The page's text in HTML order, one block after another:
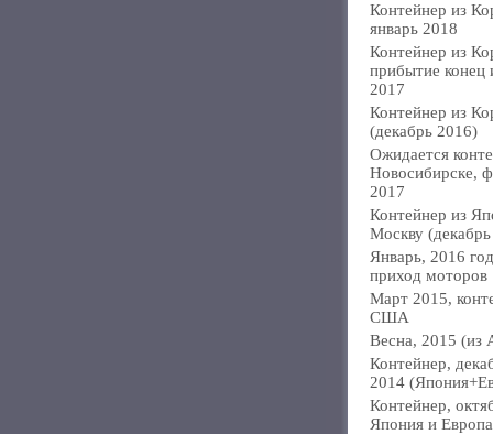
Контейнер из
январь 2018
Контейнер из
прибытие конец
2017
Контейнер из
(декабрь 2016)
Ожидается
Новосибирске,
2017
Контейнер из
Москву
Январь, 2016
приход моторов
Март 2015,
США
Весна, 2015 (из
Контейнер,
2014
Контейнер,
Япония и